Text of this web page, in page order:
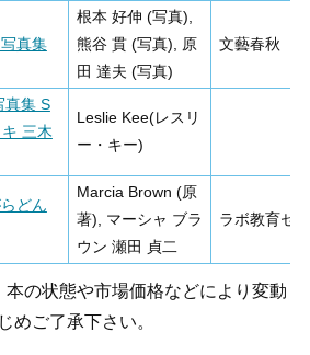
真集
根本 好伸 (写真),
熊谷 貫 (写真), 原
田 達夫 (写真)
文藝春秋
真集 S
三木
Leslie Kee(レスリ
ー・キー)
どん
Marcia Brown (原
著), マーシャ ブラ
ウン 瀬田 貞二
ラボ教育セ
の状態や市場価格などにより変動
めご了承下さい。